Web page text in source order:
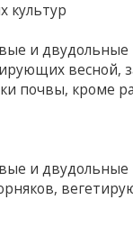
культур
и двудольные
весной,
почвы, кроме
и двудольные